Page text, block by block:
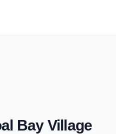
Bay Village